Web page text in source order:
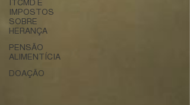
ITCMD E
IMPOSTOS
SOBRE
HERANÇA
PENSÃO
ALIMENTÍCIA
DOAÇÃO